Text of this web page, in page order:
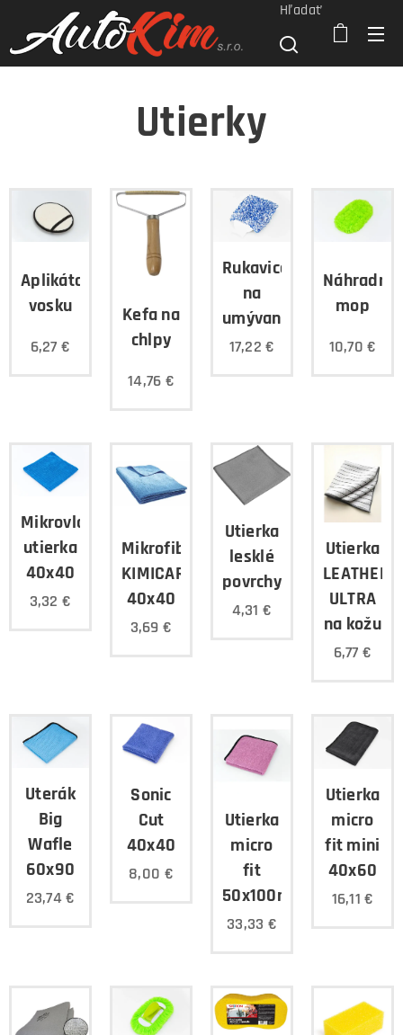
Hľadať
Utierky
Aplikátor
vosku
6,27 €
Kefa na
chlpy
14,76 €
Rukavica
na
umývanie
17,22 €
Náhradný
mop
10,70 €
Mikrovláknová
utierka
40x40
3,32 €
Mikrofiber
KIMICAR
40x40
3,69 €
Utierka
lesklé
povrchy
4,31 €
Utierka
LEATHER
ULTRA
na kožu
6,77 €
Uterák
Big
Wafle
60x90
23,74€
Sonic
Cut
40x40
8,00 €
Utierka
micro
fit
50x100mm
33,33 €
Utierka
micro
fit mini
40x60
16,11 €